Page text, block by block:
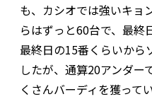
も、カシオでは強いキョ
らはずっと60台で、最終
最終日の15番くらいから
したが、通算20アンダー
くさんバーディを獲って